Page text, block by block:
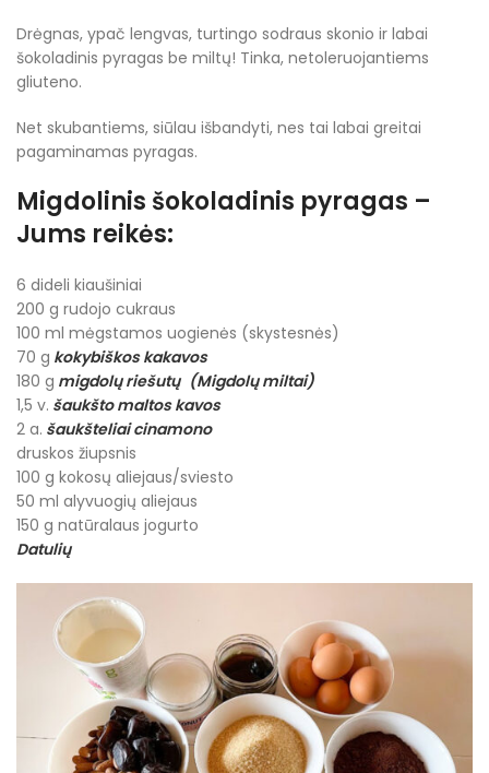
Drėgnas, ypač lengvas, turtingo sodraus skonio ir labai
šokoladinis pyragas be miltų! Tinka, netoleruojantiems
gliuteno.
Net skubantiems, siūlau išbandyti, nes tai labai greitai
pagaminamas pyragas.
Migdolinis šokoladinis pyragas –
Jums reikės:
6 dideli kiaušiniai
200 g rudojo cukraus
100 ml mėgstamos uogienės (skystesnės)
70 g kokybiškos kakavos
180 g migdolų riešutų (Migdolų miltai)
1,5 v. šaukšto maltos kavos
2 a. šaukšteliai cinamono
druskos žiupsnis
100 g kokosų aliejaus/sviesto
50 ml alyvuogių aliejaus
150 g natūralaus jogurto
Datulių